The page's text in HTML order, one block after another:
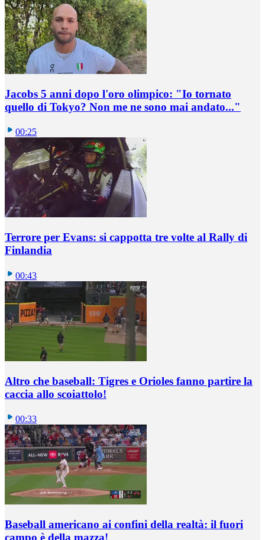
Jacobs 5 anni dopo l'oro olimpico: "Io tornato
quello di Tokyo? Non me ne sono mai andato..."
00:25
Terrore per Evans: si cappotta tre volte al Rally di
Finlandia
00:43
Altro che baseball: Tigres e Orioles fanno partire la
caccia allo scoiattolo!
00:33
Baseball americano ai confini della realtà: il fuori
campo è della mazza!